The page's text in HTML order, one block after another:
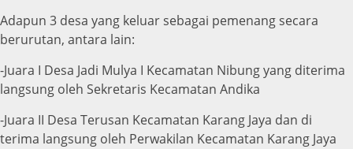
Adapun 3 desa yang keluar sebagai pemenang secara
berurutan, antara lain:
-Juara I Desa Jadi Mulya I Kecamatan Nibung yang diterima
langsung oleh Sekretaris Kecamatan Andika
-Juara II Desa Terusan Kecamatan Karang Jaya dan di
terima langsung oleh Perwakilan Kecamatan Karang Jaya